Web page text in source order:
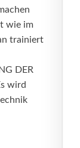
wie im
trainiert
DER
wird